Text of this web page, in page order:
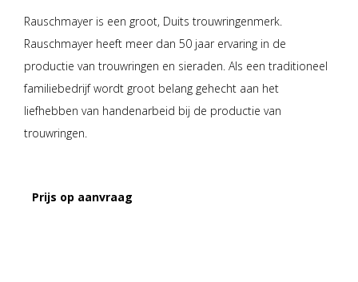
Rauschmayer is een groot, Duits trouwringenmerk.
Rauschmayer heeft meer dan 50 jaar ervaring in de
productie van trouwringen en sieraden. Als een traditioneel
familiebedrijf wordt groot belang gehecht aan het
liefhebben van handenarbeid bij de productie van
trouwringen.
Prijs op aanvraag